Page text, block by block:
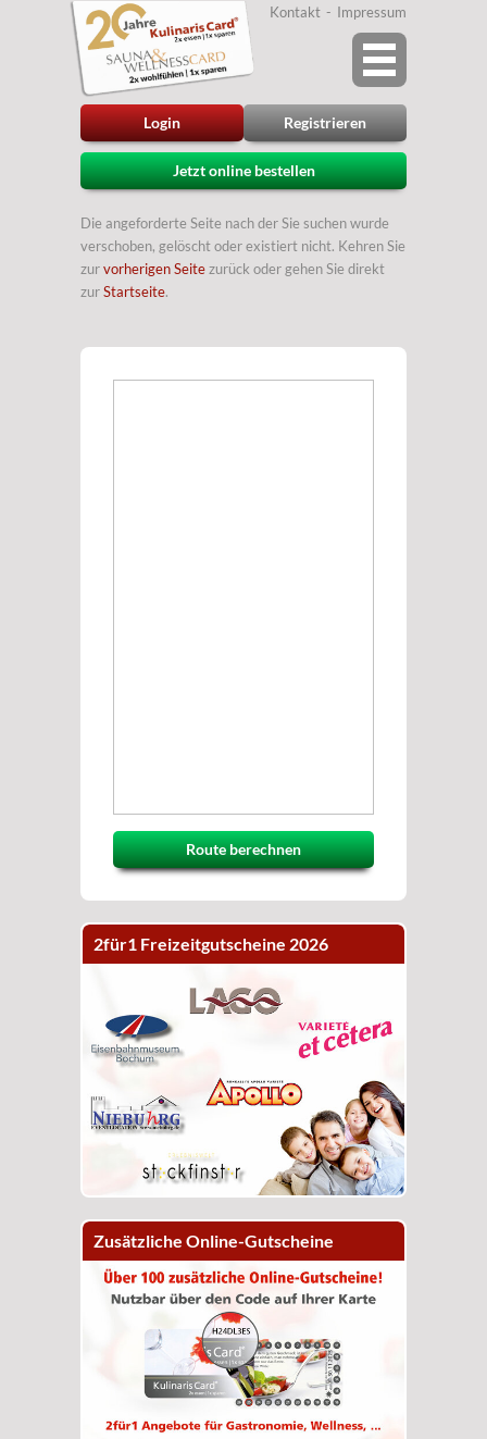
Login Registrieren
Kontakt Impressum
Jetzt online bestellen
Die angeforderte Seite nach der Sie suchen wurde
verschoben, gelöscht oder existiert nicht. Kehren Sie
zurvorherigen Seitezurück oder gehen Sie direkt
zurStartseite.
Route berechnen
2für1 Freizeitgutscheine 2026
Zusätzliche Online-Gutscheine